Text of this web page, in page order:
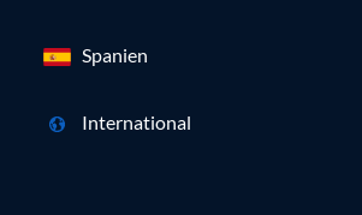
Spanien
International